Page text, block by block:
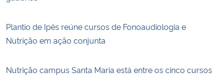
Plantio de Ipês reúne cursos de Fonoaudiologia e
Nutrição em ação conjunta
Nutrição campus Santa Maria está entre os cinco cursos